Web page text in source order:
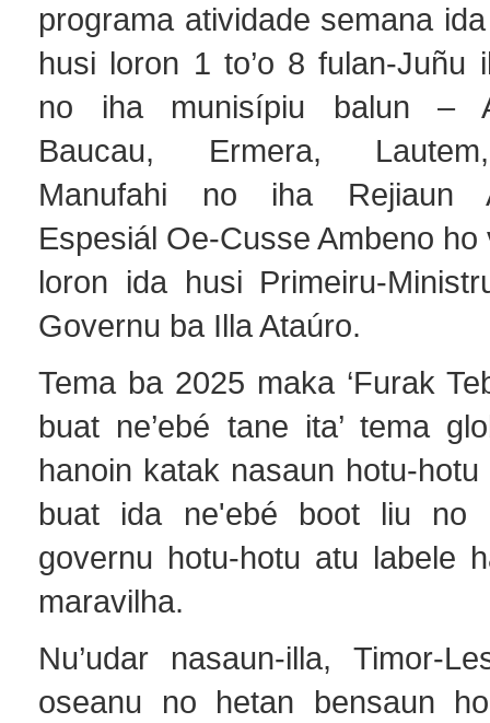
programa atividade semana ida
husi loron 1 to’o 8 fulan-Juñu
no iha munisípiu balun –
Baucau, Ermera,
Manufahi no iha Rejiaun
Espesiál Oe-Cusse Ambeno
loron ida husi Primeiru-
Governu ba Illa Ataúro.
Tema ba 2025 maka ‘Furak
buat ne’ebé tane ita’ tema
hanoin katak nasaun hotu-
buat ida ne'ebé boot liu no
governu hotu-hotu atu labele
maravilha.
Nu’udar nasaun-illa, Timor-
oseanu no hetan bensaun